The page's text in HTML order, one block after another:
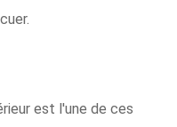
est l'une de ces